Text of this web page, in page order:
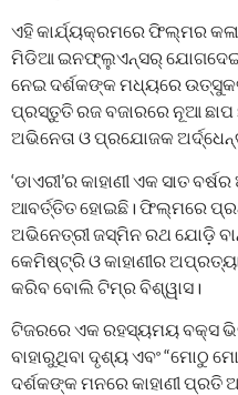
ଏହି କାର୍ଯ୍ୟକ୍ରମରେ ଫିଲ୍ମର
ମିଡିଆ ଇନଫ୍ଲୁଏନ୍ସର୍
ନେଇ ଦର୍ଶକଙ୍କ ମଧ୍ୟରେ
ପ୍ରସ୍ତୁତି ରଜ ବଜାରରେ ନୂଆ
ଅଭିନେତା ଓ ପ୍ରଯୋଜକ
‘ଡାଏରୀ’ର କାହାଣୀ ଏକ ସାତ
ଆବର୍ତ୍ତିତ ହୋଇଛି। ଫିଲ୍ମରେ
ଅଭିନେତ୍ରୀ ଜସ୍ମିନ ରଥ ଯୋଡ଼ି
କେମିଷ୍ଟ୍ରି ଓ କାହାଣୀର
କରିବ ବୋଲି ଟିମ୍‌ର ବିଶ୍ୱାସ।
ଟିଜରରେ ଏକ ରହସ୍ୟମୟ ବକ୍ସ
ବାହାରୁଥିବା ଦୃଶ୍ୟ ଏବଂ “ମୋଠୁ
ଦର୍ଶକଙ୍କ ମନରେ କାହାଣୀ ପ୍ରତି